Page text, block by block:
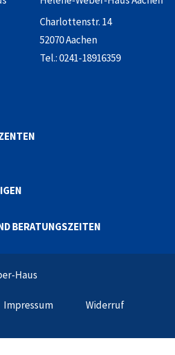
Charlottenstr. 14
52070 Aachen
Tel.:0241-18916359
BERATUNGSZEITEN
Haus
Impressum
Widerruf